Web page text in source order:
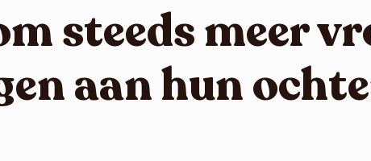
steeds meer
aan hun